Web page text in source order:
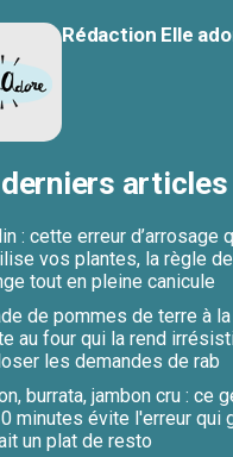
Rédaction Elle
articles
: cette erreur d’arrosage
vos plantes, la règle
tout en pleine canicule
de pommes de terre à
au four qui la rend
les demandes de rab
burrata, jambon cru : ce
minutes évite l'erreur qui
un plat de resto